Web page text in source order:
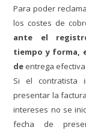
Para poder
los costes de
ante el
tiempo y forma,
de entrega
Si el contratista
presentar la
intereses no se
fecha de